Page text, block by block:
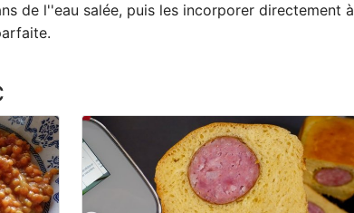
de l''eau salée, puis les incorporer directement à